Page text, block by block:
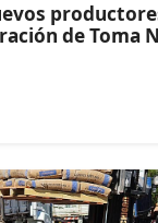
de Toma